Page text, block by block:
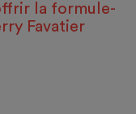
la formule-
Favatier